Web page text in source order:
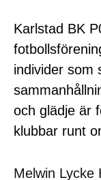
Karlstad BK
individer som
och glädje är
klubbar runt
Melwin Lycke